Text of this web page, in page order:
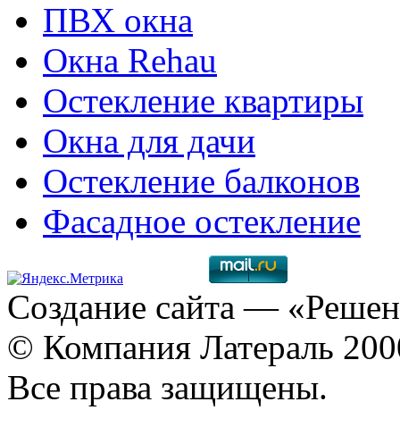
ПВХ окна
Окна Rehau
Остекление квартиры
Окна для дачи
Остекление балконов
Фасадное остекление
Создание сайта —
© Компания Латераль
Все права защищены.